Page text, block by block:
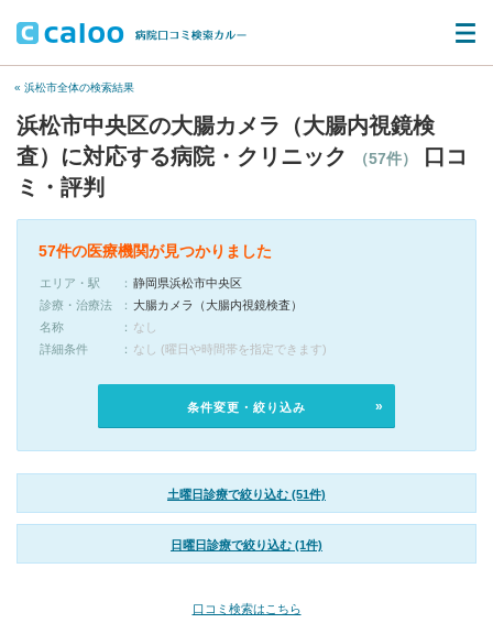
« 浜松市全体の検索結果
浜松市中央区の大腸カメラ（大腸内視鏡検
査）に対応する病院・クリニック
（57件）
口コ
ミ・評判
57件の医療機関が見つかりました
エリア・駅
静岡県浜松市中央区
診療・治療法
大腸カメラ（大腸内視鏡検査）
名称
なし
詳細条件
なし (曜日や時間帯を指定できます)
条件変更・絞り込み
土曜日診療で絞り込む (51件)
日曜日診療で絞り込む (1件)
口コミ検索はこちら